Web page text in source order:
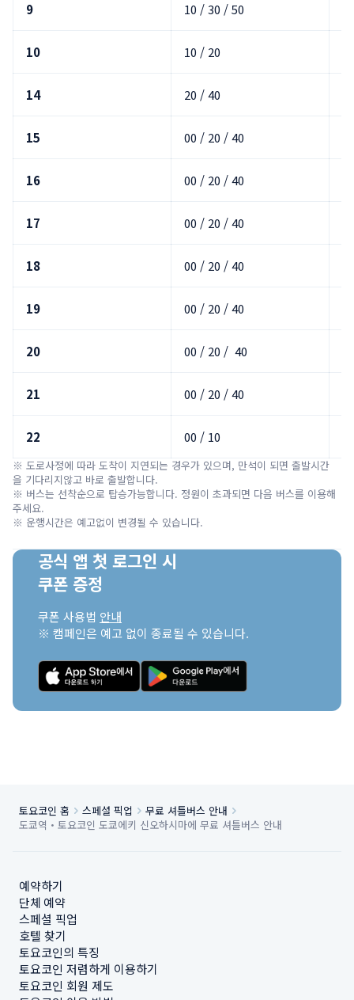
9 10 / 30 / 50
10 10 / 20
14 20 / 40
15 00 / 20 / 40
16 00 / 20 / 40
17 00 / 20 / 40
18 00 / 20 / 40
19 00 / 20 / 40
20 00 / 20 /  40
21 00 / 20 / 40
22 00 / 10
※ 도로사정에 따라 도착이 지연되는 경우가 있으며, 만석이 되면 출발시간
을 기다리지않고 바로 출발합니다.
※ 버스는 선착순으로 탑승가능합니다. 정원이 초과되면 다음 버스를 이용해
주세요.
※ 운행시간은 예고없이 변경될 수 있습니다.
공식 앱 첫 로그인 시
쿠폰 증정
쿠폰 사용법 안내
※ 캠페인은 예고 없이 종료될 수 있습니다.
토요코인 홈 스페셜 픽업
무료 셔틀버스 안내
도쿄역・토요코인 도쿄에키 신오하시마에 무료 셔틀버스 안내
예약하기
단체 예약
스페셜 픽업
호텔 찾기
토요코인의 특징
토요코인 저렴하게 이용하기
토요코인 회원 제도